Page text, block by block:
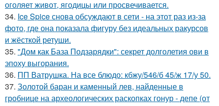
оголяет живот, ягодицы или просвечивается.
34. Ice Spice снова обсуждают в сети - на этот раз из-за
фото, где она показала фигуру без идеальных ракурсов
и жёсткой ретуши.
35. "Дом как База Подзарядки": секрет долголетия ови в
эпоху выгорания.
36. ПП Ватрушка. На все блюдо: кбжу/546/б 45/ж 17/у 50.
37. Золотой баран и каменный лев, найденные в
гробнице на археологических раскопках гонур - депе (от